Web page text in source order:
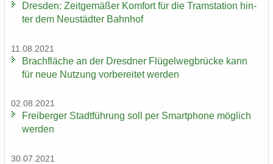
Dres­den: Zeit­ge­mä­ßer Kom­fort für die Tram­sta­ti­on hin­
ter dem Neu­städ­ter Bahn­hof
11.08.2021
Brach­flä­che an der Dresd­ner Flü­gel­weg­brü­cke kann
für neue Nut­zung vor­be­rei­tet wer­den
02.08.2021
Frei­ber­ger Stadt­füh­rung soll per Smart­pho­ne mög­lich
wer­den
30.07.2021